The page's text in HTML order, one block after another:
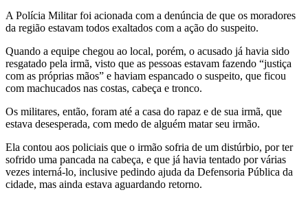
A Polícia Militar foi acionada com a denúncia de que os moradores
da região estavam todos exaltados com a ação do suspeito.
Quando a equipe chegou ao local, porém, o acusado já havia sido
resgatado pela irmã, visto que as pessoas estavam fazendo “justiça
com as próprias mãos” e haviam espancado o suspeito, que ficou
com machucados nas costas, cabeça e tronco.
Os militares, então, foram até a casa do rapaz e de sua irmã, que
estava desesperada, com medo de alguém matar seu irmão.
Ela contou aos policiais que o irmão sofria de um distúrbio, por ter
sofrido uma pancada na cabeça, e que já havia tentado por várias
vezes interná-lo, inclusive pedindo ajuda da Defensoria Pública da
cidade, mas ainda estava aguardando retorno.